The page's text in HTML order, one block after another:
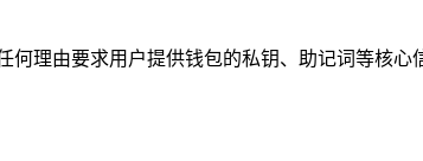
理由要求用户提供钱包的私钥、助记词等核